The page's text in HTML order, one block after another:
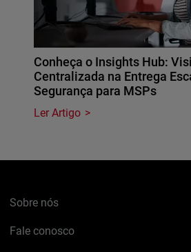
Conheça o Insights Hub:
Centralizada na Entrega
Segurança para MSPs
Ler Artigo
Sobre nós
Fale conosco